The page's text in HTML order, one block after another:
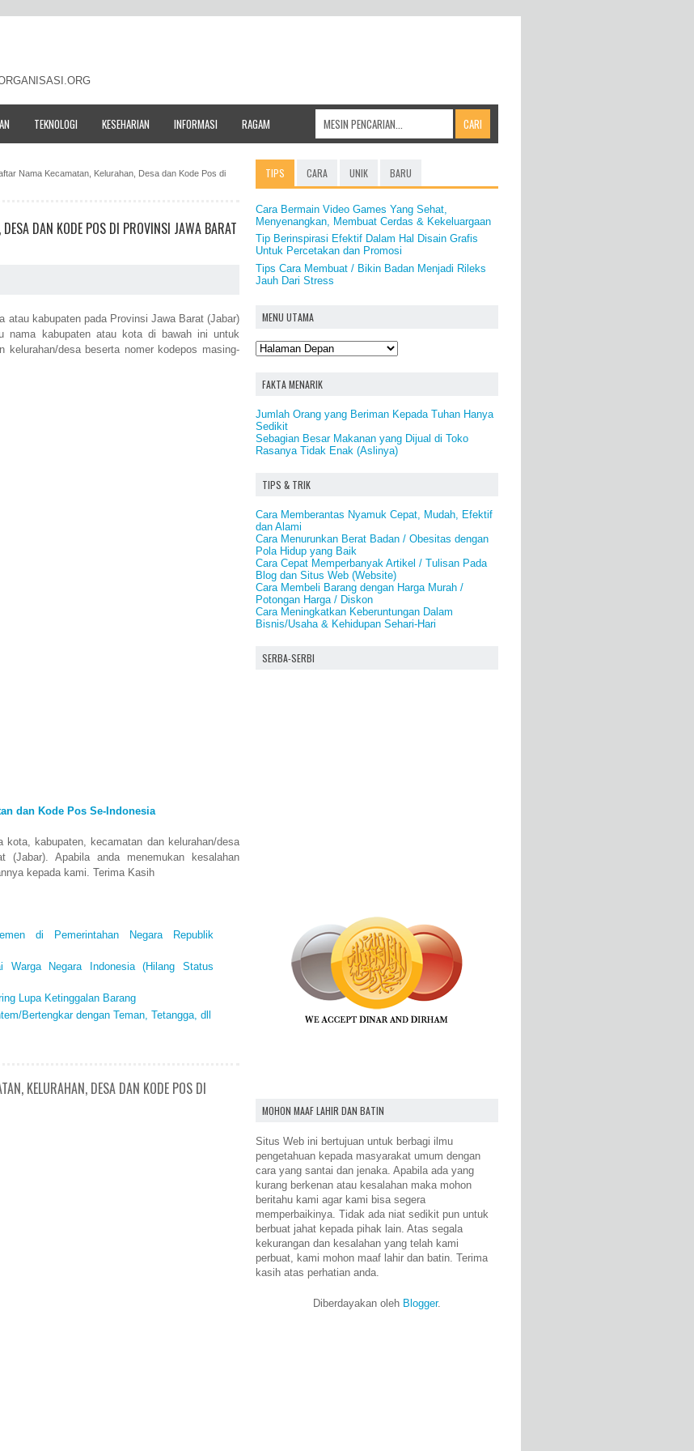
TEKNOLOGI KESEHARIAN INFORMASI RAGAM
Nama Kecamatan, Kelurahan, Desa dan Kode Pos di
DAN KODE POS DI PROVINSI JAWA BARAT
atau kabupaten pada Provinsi Jawa Barat (Jabar)
nama kabupaten atau kota di bawah ini untuk
kelurahan/desa beserta nomer kodepos masing-
dan Kode Pos Se-Indonesia
kota, kabupaten, kecamatan dan kelurahan/desa
Apabila anda menemukan kesalahan
kepada kami. Terima Kasih
di Pemerintahan Negara Republik
Warga Negara Indonesia (Hilang Status
Lupa Ketinggalan Barang
Bertengkar dengan Teman, Tetangga, dll
KELURAHAN, DESA DAN KODE POS DI
TIPS CARA UNIK BARU
Cara Bermain Video Games Yang Sehat,
Menyenangkan, Membuat Cerdas & Kekeluargaan
Tip Berinspirasi Efektif Dalam Hal Disain Grafis
Untuk Percetakan dan Promosi
Tips Cara Membuat / Bikin Badan Menjadi Rileks
Jauh Dari Stress
MENU UTAMA
FAKTA MENARIK
Jumlah Orang yang Beriman Kepada Tuhan Hanya
Sedikit
Sebagian Besar Makanan yang Dijual di Toko
Rasanya Tidak Enak (Aslinya)
TIPS & TRIK
Cara Memberantas Nyamuk Cepat, Mudah, Efektif
dan Alami
Cara Menurunkan Berat Badan / Obesitas dengan
Pola Hidup yang Baik
Cara Cepat Memperbanyak Artikel / Tulisan Pada
Blog dan Situs Web (Website)
Cara Membeli Barang dengan Harga Murah /
Potongan Harga / Diskon
Cara Meningkatkan Keberuntungan Dalam
Bisnis/Usaha & Kehidupan Sehari-Hari
SERBA-SERBI
MOHON MAAF LAHIR DAN BATIN
Situs Web ini bertujuan untuk berbagi ilmu
pengetahuan kepada masyarakat umum dengan
cara yang santai dan jenaka. Apabila ada yang
kurang berkenan atau kesalahan maka mohon
beritahu kami agar kami bisa segera
memperbaikinya. Tidak ada niat sedikit pun untuk
berbuat jahat kepada pihak lain. Atas segala
kekurangan dan kesalahan yang telah kami
perbuat, kami mohon maaf lahir dan batin. Terima
kasih atas perhatian anda.
Diberdayakan oleh Blogger.